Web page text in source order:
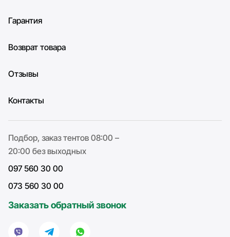
Гарантия
Возврат товара
Отзывы
Контакты
Подбор, заказ тентов 08:00 –
20:00 без выходных
097 560 30 00
073 560 30 00
Заказать обратный звонок